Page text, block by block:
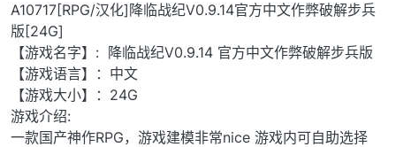
A10717[RPG/汉化]降临战纪V0.9.14官方中文作弊破解步兵
版[24G]
【游戏名字】: 降临战纪V0.9.14 官方中文作弊破解步兵版
【游戏语言】：中文
【游戏大小】：24G
游戏介绍:
一款国产神作RPG，游戏建模非常nice 游戏内可自助选择